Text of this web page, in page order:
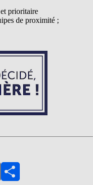
prioritaire
de proximité ;
Partager